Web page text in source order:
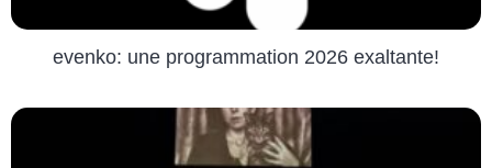
evenko: une programmation 2026 exaltante!